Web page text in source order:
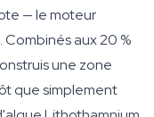
— le moteur
aux 20 %
une zone
que simplement